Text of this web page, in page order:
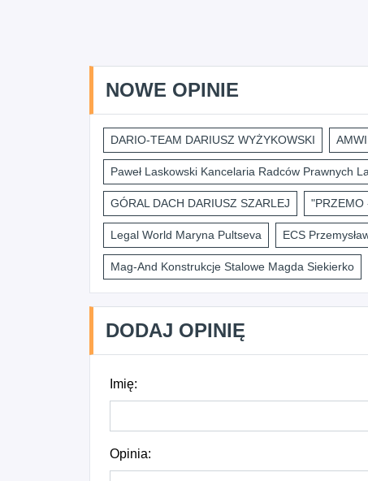
NOWE OPINIE
DARIO-TEAM DARIUSZ WYŻYKOWSKI
Paweł Laskowski Kancelaria Radców Prawnych
GÓRAL DACH DARIUSZ SZARLEJ "PRZEMO
Legal World Maryna Pultseva ECS
Mag-And Konstrukcje Stalowe Magda Siekierko
DODAJ OPINIĘ
Imię:
Opinia: